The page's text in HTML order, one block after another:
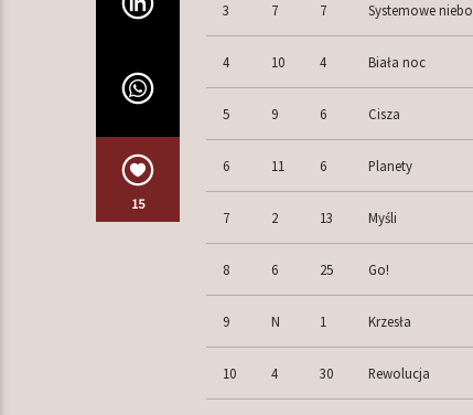
15
3 7 7 Systemowe niebo
4 10 4 Biała noc
5 9 6 Cisza
6 11 6 Planety
7 2 13 Myśli
8 6 25 Go!
9 N 1 Krzesła
10 4 30 Rewolucja